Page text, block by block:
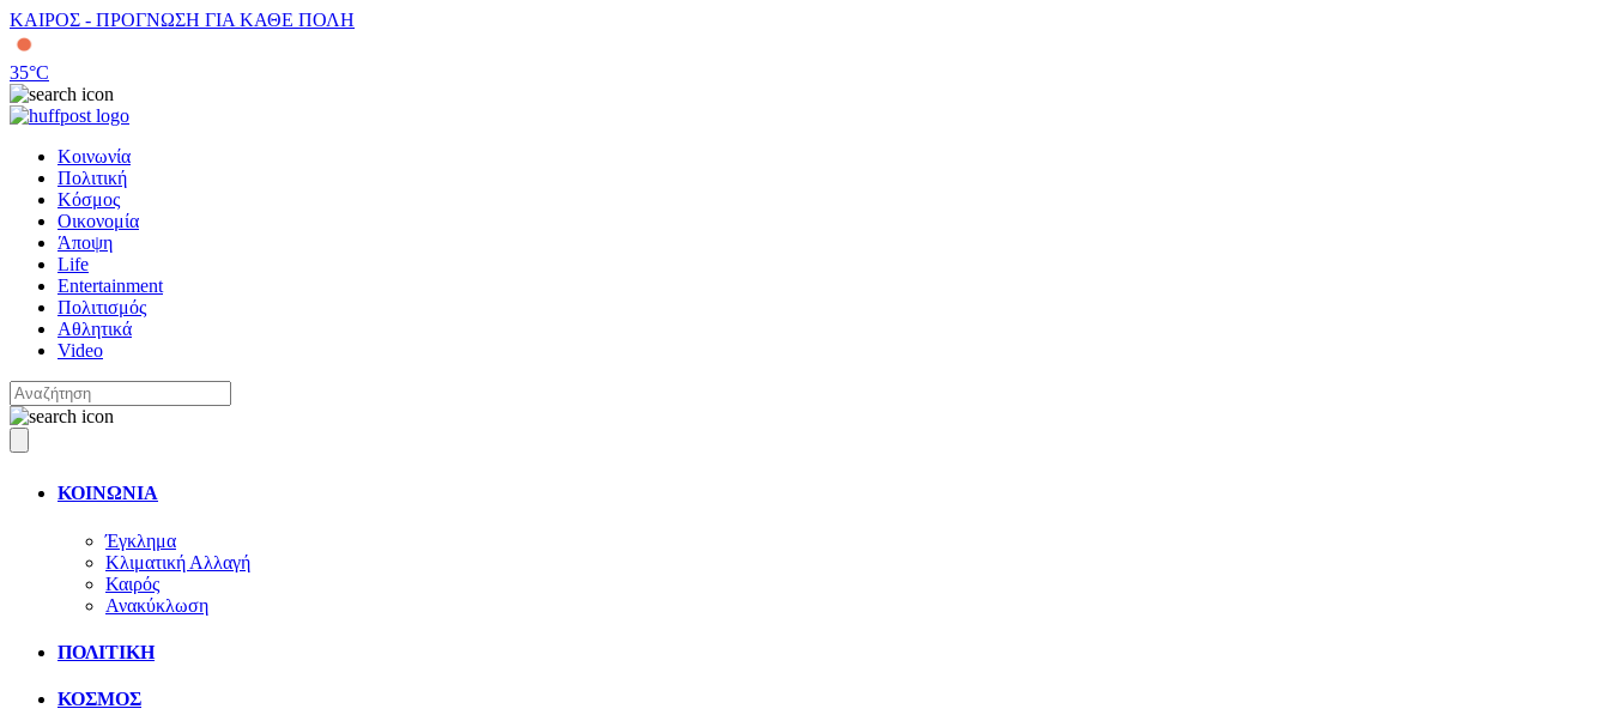
ΚΑΙΡΟΣ - ΠΡΟΓΝΩΣΗ ΓΙΑ ΚΑΘΕ ΠΟΛΗ
35°C
Κοινωνία
Πολιτική
Κόσμος
Οικονομία
Άποψη
Life
Entertainment
Πολιτισμός
Αθλητικά
Video
ΚΟΙΝΩΝΙΑ
Έγκλημα
Κλιματική Αλλαγή
Καιρός
Ανακύκλωση
ΠΟΛΙΤΙΚΗ
ΚΟΣΜΟΣ